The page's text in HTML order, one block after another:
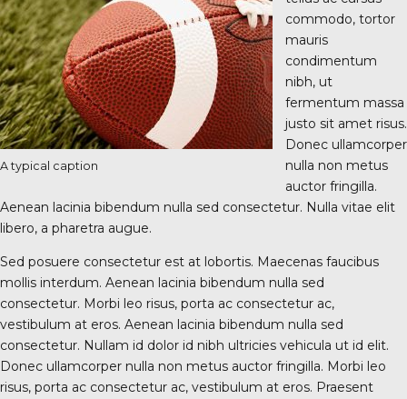
A typical caption
commodo, tortor
mauris
condimentum
nibh, ut
fermentum massa
justo sit amet risus.
Donec ullamcorper
nulla non metus
auctor fringilla.
Aenean lacinia bibendum nulla sed consectetur. Nulla vitae elit
libero, a pharetra augue.
Sed posuere consectetur est at lobortis. Maecenas faucibus
mollis interdum. Aenean lacinia bibendum nulla sed
consectetur. Morbi leo risus, porta ac consectetur ac,
vestibulum at eros. Aenean lacinia bibendum nulla sed
consectetur. Nullam id dolor id nibh ultricies vehicula ut id elit.
Donec ullamcorper nulla non metus auctor fringilla. Morbi leo
risus, porta ac consectetur ac, vestibulum at eros. Praesent